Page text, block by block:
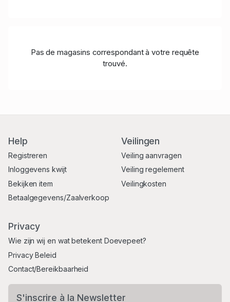
Pas de magasins correspondant à votre requête
trouvé.
Help
Registreren
Inloggevens kwijt
Bekijken item
Betaalgegevens/Zaalverkoop
Veilingen
Veiling aanvragen
Veiling regelement
Veilingkosten
Privacy
Wie zijn wij en wat betekent Doevepeet?
Privacy Beleid
Contact/Bereikbaarheid
S'inscrire à la Newsletter